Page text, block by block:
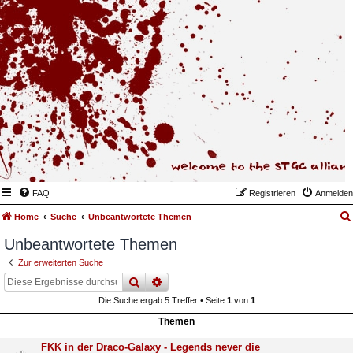
FAQ Anmelden
Registrieren
Home Suche Unbeantwortete Themen
Unbeantwortete Themen
Zur erweiterten Suche
sucheerweiterte
Die Suche ergab 5 Treffer • Seite 1von 1
Themen
FKK in der Draco-Galaxy - Legends never die